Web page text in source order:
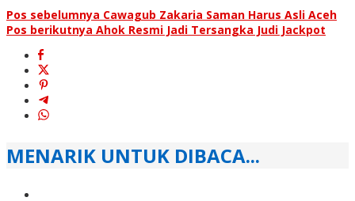
Pos sebelumnya Cawagub Zakaria Saman Harus Asli Aceh
Pos berikutnya Ahok Resmi Jadi Tersangka Judi Jackpot
MENARIK UNTUK DIBACA...